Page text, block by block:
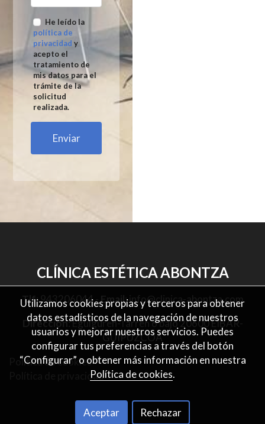
He leído la
política de
privacidad y
acepto el
tratamiento de
mis datos para el
trámite de la
solicitud
realizada.
Enviar
CLÍNICA ESTÉTICA ABONTZA
Tlf:943206044-Email:info@clinica-abontza.com
Dirección: Eguiguren-Tarren 6 bajo 20600 EIBAR-
GUIPUZCOA
Política de cookies
Política de privacidad
Utilizamos cookies propias y terceros para obtener
datos estadísticos de la navegación de nuestros
usuarios y mejorar nuestros servicios. Puedes
configurar tus preferencias a través del botón
“Configurar” o obtener más información en nuestra
Política de cookies.
Aceptar Rechazar